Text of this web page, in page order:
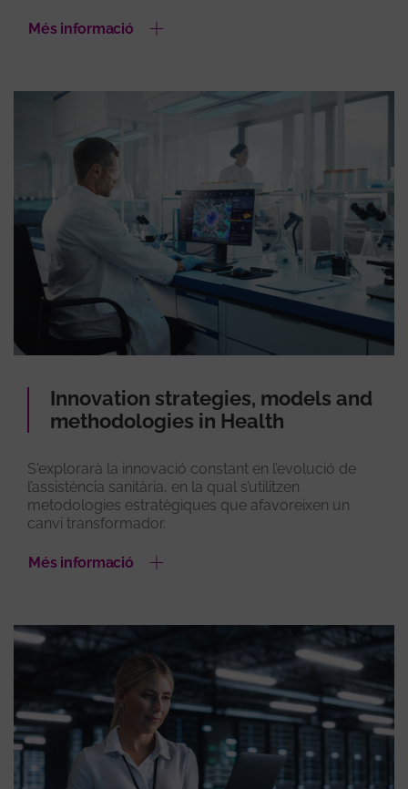
Més informació
Innovation strategies, models and
methodologies in Health
S'explorarà la innovació constant en l’evolució de
l’assistència sanitària, en la qual s’utilitzen
metodologies estratègiques que afavoreixen un
canvi transformador.
Més informació